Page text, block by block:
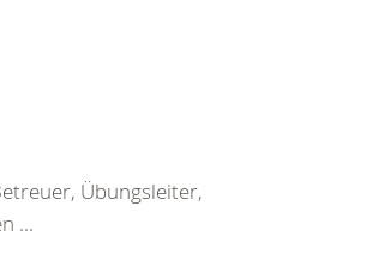
Übungsleiter,
...